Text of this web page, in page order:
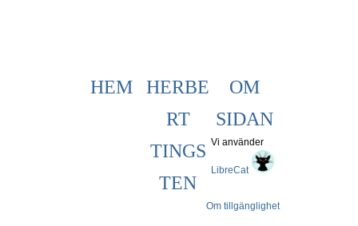
HEM
HERBE
RT
TINGS
TEN
OM
SIDAN
Om tillgänglighet
Vi använder
LibreCat